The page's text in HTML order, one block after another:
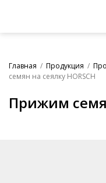
Ковши
Продукция в
Вся продукция
Услуги
Главная / Продукция /
семян на сеялку HORSCH
Прижим